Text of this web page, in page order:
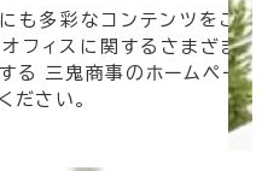
も多彩なコンテンツをご
フィスに関するさまざま
る 三鬼商事のホームペー
ださい。